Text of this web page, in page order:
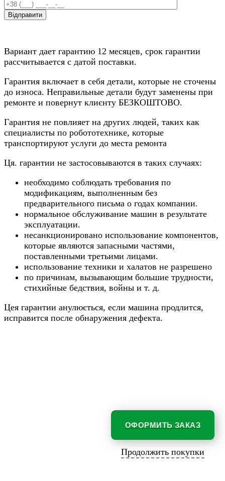
Вариант дает гарантию 12 месяцев, срок гарантии
рассчитывается с датой поставки.
Гарантия включает в себя детали, которые не сточены
до износа. Неправильные детали будут заменены при
ремонте и повернут клиєнту БЕЗКОШТОВО.
Гарантия не повлияет на других людей, таких как
специалисты по робототехнике, которые
транспортируют услуги до места ремонта
Ця. гарантии не застосовываются в таких случаях:
необходимо соблюдать требования по
модификациям, выполненным без
предварительного письма о годах компании.
нормальное обслуживание машин в результате
эксплуатации.
несанкционировано использование компонентов,
которые являются запасными частями,
поставленными третьими лицами.
использование техники и халатов не разрешено
по причинам, вызывающим большие трудности,
стихийные бедствия, войны и т. д.
Цея гарантии анулюється, если машина продлится,
исправится после обнаружения дефекта.
ОФОРМИТЬ ЗАКАЗ
Продолжить покупки